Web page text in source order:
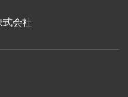
式会社